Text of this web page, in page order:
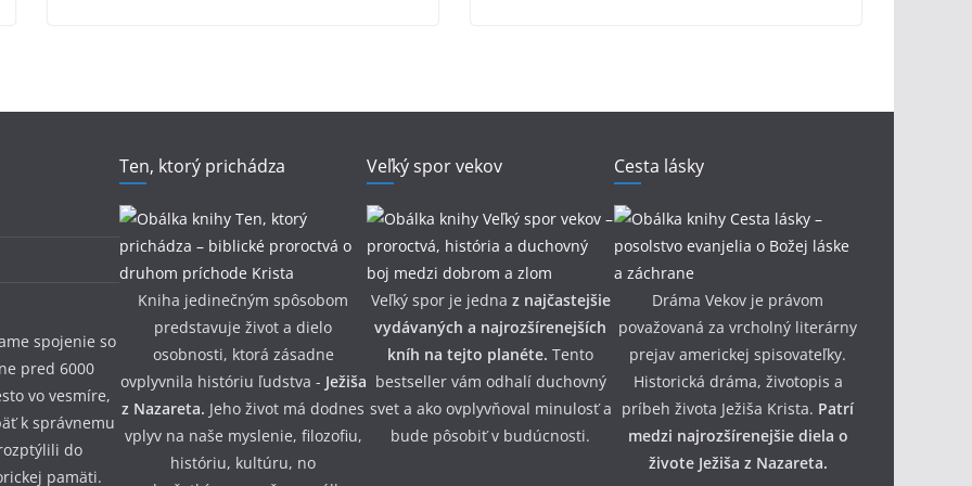
spojenie so
pred 6000
vo vesmíre,
k správnemu
do
pamäti.
Ten, ktorý prichádza
Kniha jedinečným spôsobom
predstavuje život a dielo
osobnosti, ktorá zásadne
ovplyvnila históriu ľudstva - Ježiša
z Nazareta. Jeho život má dodnes
vplyv na naše myslenie, filozofiu,
históriu, kultúru, no
Veľký spor vekov
Veľký spor je jedna z najčastejšie
vydávaných a najrozšírenejších
kníh na tejto planéte. Tento
bestseller vám odhalí duchovný
svet a ako ovplyvňoval minulosť a
bude pôsobiť v budúcnosti.
Cesta lásky
Dráma Vekov je právom
považovaná za vrcholný literárny
prejav americkej spisovateľky.
Historická dráma, životopis a
príbeh života Ježiša Krista. Patrí
medzi najrozšírenejšie diela o
živote Ježiša z Nazareta.